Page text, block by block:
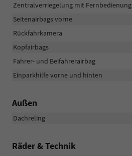
Zentralverriegelung mit Fernbedienung
Seitenairbags vorne
Rückfahrkamera
Kopfairbags
Fahrer- und Beifahrerairbag
Einparkhilfe vorne und hinten
Außen
Dachreling
Räder & Technik